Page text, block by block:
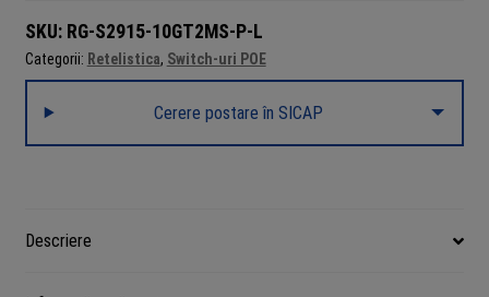
RJ45
1G
x
2
SKU: RG-S2915-10GT2MS-P-L
Categorii: Retelistica, Switch-uri POE
Cerere postare în SICAP
Descriere